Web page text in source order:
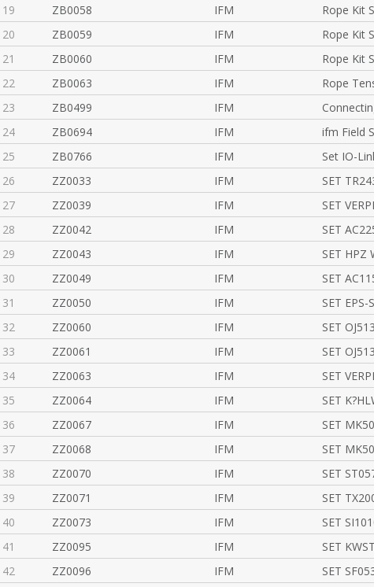
19 ZB0058 IFM Rope Kit
20 ZB0059 IFM Rope Kit
21 ZB0060 IFM Rope Kit
22 ZB0063 IFM Rope
23 ZB0499 IFM
24 ZB0694 IFM ifm Field
25 ZB0766 IFM Set IO-
26 ZZ0033 IFM SET
27 ZZ0039 IFM SET
28 ZZ0042 IFM SET
29 ZZ0043 IFM SET HPZ
30 ZZ0049 IFM SET
31 ZZ0050 IFM SET EPS-
32 ZZ0060 IFM SET
33 ZZ0061 IFM SET
34 ZZ0063 IFM SET
35 ZZ0064 IFM SET
36 ZZ0067 IFM SET
37 ZZ0068 IFM SET
38 ZZ0070 IFM SET
39 ZZ0071 IFM SET
40 ZZ0073 IFM SET
41 ZZ0095 IFM SET
42 ZZ0096 IFM SET